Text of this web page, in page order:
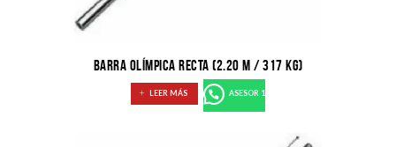
BARRA OLÍMPICA RECTA (2.20 M / 317 KG)
LEER MÁS ASESOR 1